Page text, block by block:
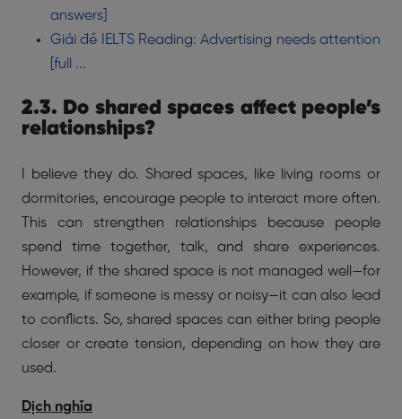
answers]
Giải đề IELTS Reading: Advertising needs attention
[full ...
2.3. Do shared spaces affect people’s
relationships?
I believe they do. Shared spaces, like living rooms or
dormitories, encourage people to interact more often.
This can strengthen relationships because people
spend time together, talk, and share experiences.
However, if the shared space is not managed well—for
example, if someone is messy or noisy—it can also lead
to conflicts. So, shared spaces can either bring people
closer or create tension, depending on how they are
used.
Dịch nghĩa